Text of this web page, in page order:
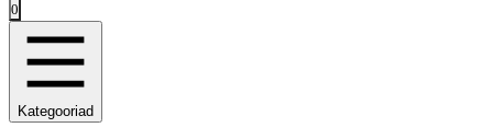
0
Kategooriad